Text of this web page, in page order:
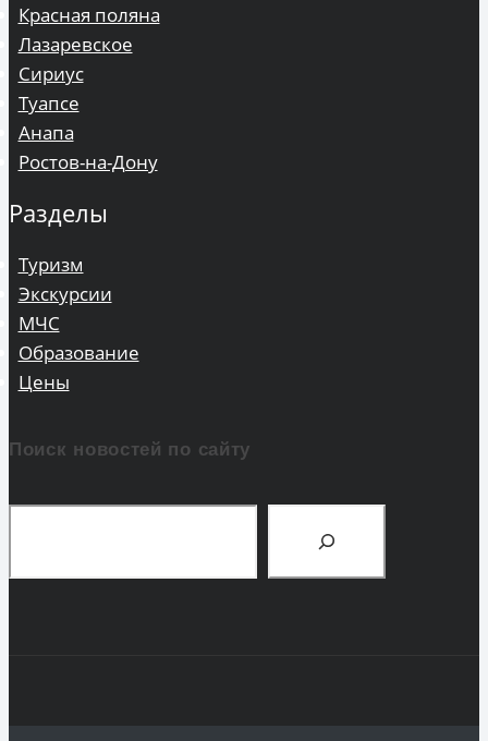
Красная поляна
Лазаревское
Сириус
Туапсе
Анапа
Ростов-на-Дону
Разделы
Туризм
Экскурсии
МЧС
Образование
Цены
Поиск новостей по сайту